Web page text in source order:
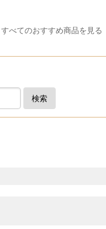
すべてのおすすめ商品を見る
検索